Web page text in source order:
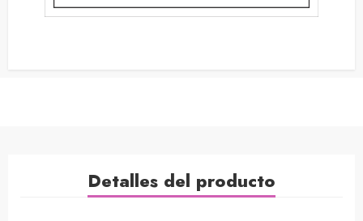
Detalles del producto